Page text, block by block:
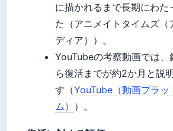
に描かれるまで長期にわた
た（アニメイトタイムズ（
ディア））。
YouTubeの考察動画では、
ら復活までが約2か月と説
す（YouTube（動画プラッ
ム） ）。